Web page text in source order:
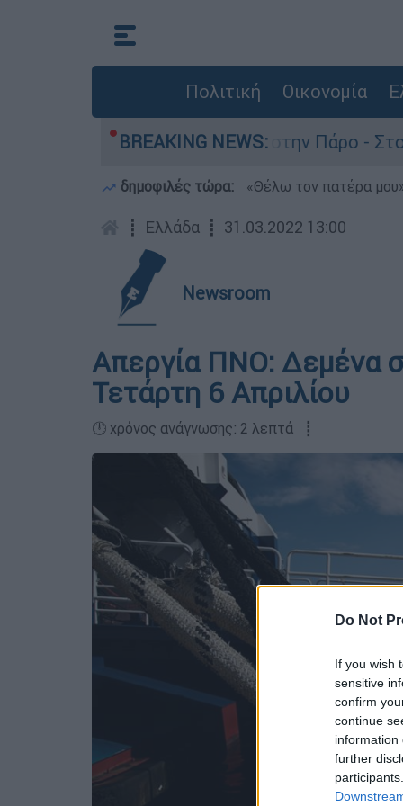
Do Not
If you wish
sensitive
confirm
continue
information
further
Πολιτική Οικονομία
BREAKING NEWS:
θάνατο του 4χρονου στην Πάρο - Στο
δημοφιλές τώρα: «Θέλω τον πατέρα
┋ Ελλάδα ┋ 31.03.2022 13:00
Newsroom
Απεργία ΠΝΟ: Δεμένα
Τετάρτη 6 Απριλίου
🕛 χρόνος ανάγνωσης: 2 λεπτά ┋